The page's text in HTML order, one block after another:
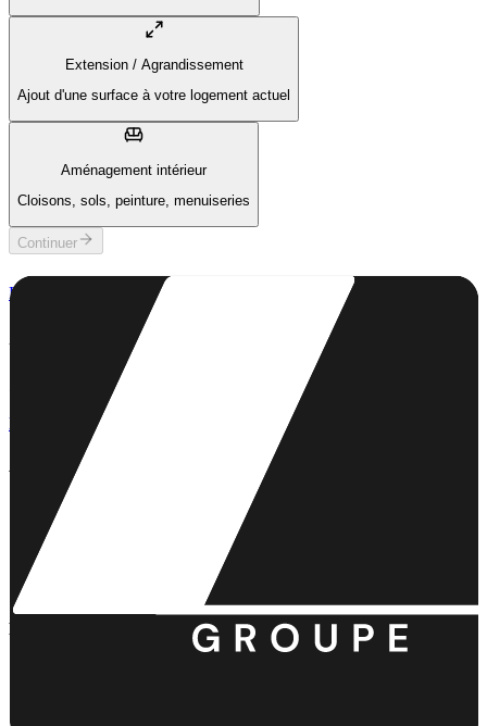
Extension / Agrandissement
Ajout d'une surface à votre logement actuel
Aménagement intérieur
Cloisons, sols, peinture, menuiseries
Continuer
LACRAIE
Sevel en un doare all, asambles.
Un endro breizhek evit bed warc'hoazh.
53 Bd Clemenceau, 22000 Saint-Brieuc
(sur rendez-vous)
lh.contact@lacraie-groupe.com
+33 6 75 04 55 68
Ar Strollad
Ar Strollad
Diwar-benn
Hor Frammoù